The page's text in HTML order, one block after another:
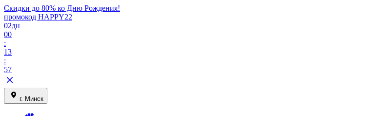
Скидки до 80% ко Дню Рождения!
промокод HAPPY22
02дн
00
:
13
:
57
г. Минск